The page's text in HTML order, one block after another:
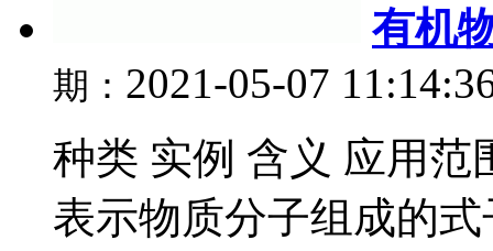
有机
期： 2021-05-07
种类 实例 含义 应用范
表示物质分子组成的